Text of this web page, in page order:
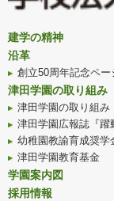
建学の精神
沿革
創立50周年記念ペー
津田学園の取り組み
津田学園の取り組み
津田学園広報誌『躍
幼稚園教諭育成奨学
津田学園教育基金
学園案内図
採用情報